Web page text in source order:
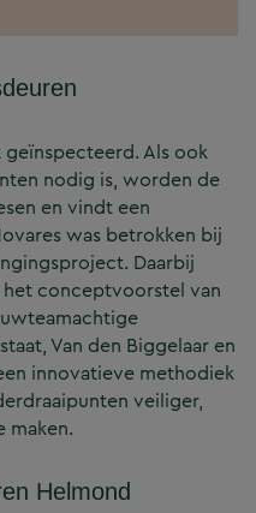
Als ook
nodig is, worden de
en vindt een
was betrokken bij
Daarbij
conceptvoorstel van
Van den Biggelaar en
innovatieve methodiek
veiliger,
maken.
Helmond